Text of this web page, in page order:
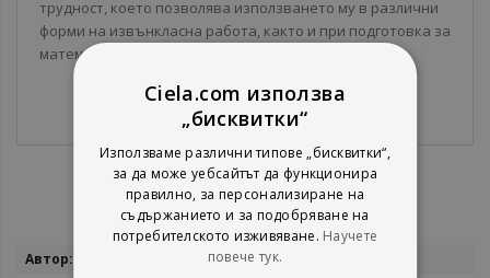
трудност, което позволява използването му в различни
форми на извънкласна работа, както и при подготовка за
математически състезания и конкурси.
Повече
Лилия Дилкина, Константин Бекриев
Ciela.com използва
„бисквитки“
Използваме различни типове „бисквитки“,
за да може уебсайтът да функционира
правилно, за персонализиране на
съдържанието и за подобряване на
потребителското изживяване. Научете
повече тук.